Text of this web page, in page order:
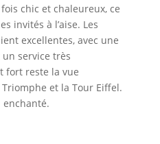
chic et chaleureux, ce
invités à l’aise. Les
excellentes, avec une
service très
fort reste la vue
et la Tour Eiffel.